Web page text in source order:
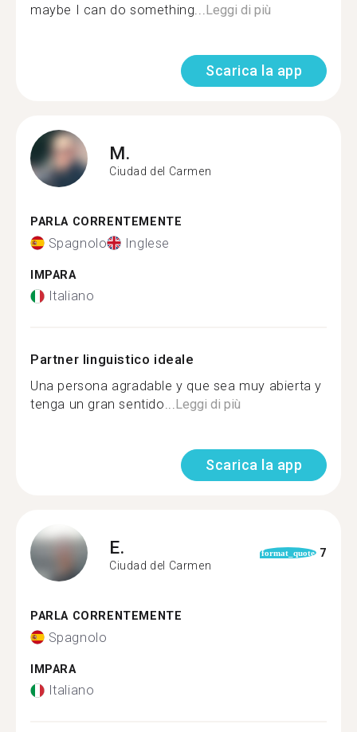
maybe I can do something...Leggi di più
Scarica la app
M.
Ciudad del Carmen
PARLA CORRENTEMENTE
Spagnolo Inglese
IMPARA
Italiano
Partner linguistico ideale
Una persona agradable y que sea muy abierta y
tenga un gran sentido...Leggi di più
Scarica la app
E.
Ciudad del Carmen
format_quote 7
PARLA CORRENTEMENTE
Spagnolo
IMPARA
Italiano